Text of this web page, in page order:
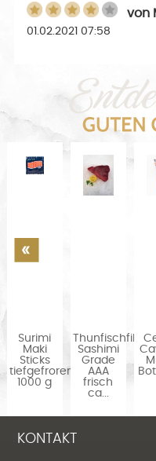
von
01.02.2021 07:58
Surimi
Maki
Sticks
tiefgefroren
1000 g
Thunfischfilet
Sashimi
Grade
AAA
frisch
ca...
KONTAKT